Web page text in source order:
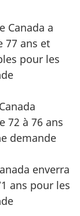
Canada a
77 ans et
pour les
72 à 76 ans
demande
enverra
ans pour les